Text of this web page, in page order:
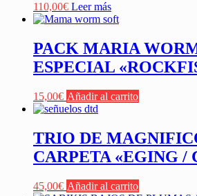
110,00€ Leer más
PACK MARIA
ESPECIAL
15,00€ Añadir al carrito
TRIO DE
CARPETA «EGING /
45,00€ Añadir al carrito